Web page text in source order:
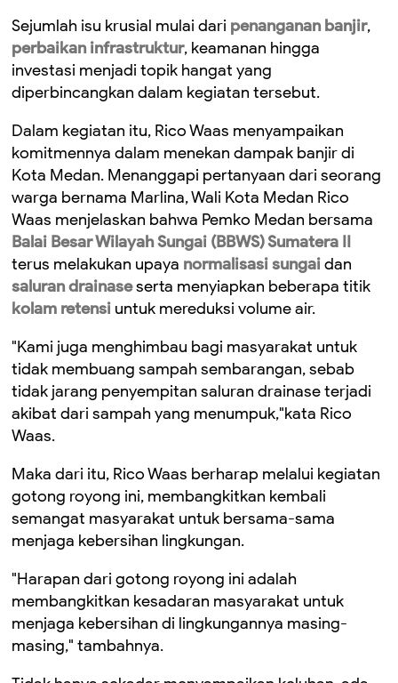
Sejumlah isu krusial mulai dari penanganan banjir,
perbaikan infrastruktur, keamanan hingga
investasi menjadi topik hangat yang
diperbincangkan dalam kegiatan tersebut.
Dalam kegiatan itu, Rico Waas menyampaikan
komitmennya dalam menekan dampak banjir di
Kota Medan. Menanggapi pertanyaan dari seorang
warga bernama Marlina, Wali Kota Medan Rico
Waas menjelaskan bahwa Pemko Medan bersama
Balai Besar Wilayah Sungai (BBWS) Sumatera II
terus melakukan upaya normalisasi sungaidan
saluran drainaseserta menyiapkan beberapa titik
kolam retensi untuk mereduksi volume air.
"Kami juga menghimbau bagi masyarakat untuk
tidak membuang sampah sembarangan, sebab
tidak jarang penyempitan saluran drainase terjadi
akibat dari sampah yang menumpuk,"kata Rico
Waas.
Maka dari itu, Rico Waas berharap melalui kegiatan
gotong royong ini, membangkitkan kembali
semangat masyarakat untuk bersama-sama
menjaga kebersihan lingkungan.
​"Harapan dari gotong royong ini adalah
membangkitkan kesadaran masyarakat untuk
menjaga kebersihan di lingkungannya masing-
masing," tambahnya.